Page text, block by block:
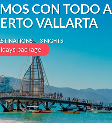
CON TODO A
VALLARTA
3 NIGHTS
package